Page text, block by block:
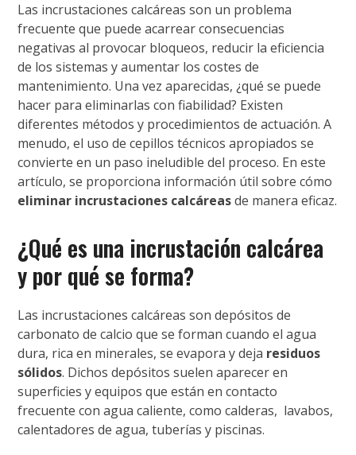
Las incrustaciones calcáreas son un problema
frecuente que puede acarrear consecuencias
negativas al provocar bloqueos, reducir la eficiencia
de los sistemas y aumentar los costes de
mantenimiento. Una vez aparecidas, ¿qué se puede
hacer para eliminarlas con fiabilidad? Existen
diferentes métodos y procedimientos de actuación. A
menudo, el uso de cepillos técnicos apropiados se
convierte en un paso ineludible del proceso. En este
artículo, se proporciona información útil sobre cómo
eliminar incrustaciones calcáreasde manera eficaz.
¿Qué es una incrustación calcárea
y por qué se forma?
Las incrustaciones calcáreas son depósitos de
carbonato de calcio que se forman cuando el agua
dura, rica en minerales, se evapora y deja residuos
sólidos. Dichos depósitos suelen aparecer en
superficies y equipos que están en contacto
frecuente con agua caliente, como calderas, lavabos,
calentadores de agua, tuberías y piscinas.